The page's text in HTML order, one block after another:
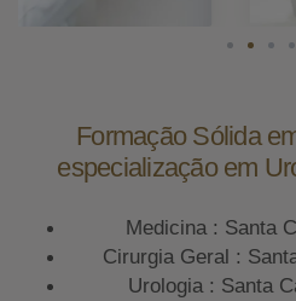
Formação Sólida
especialização em
Medicina : Santa
Cirurgia Geral :
Urologia : Santa